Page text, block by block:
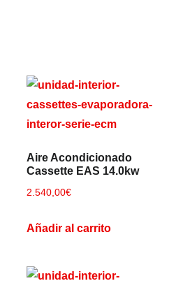
Aire Acondicionado
Cassette EAS 14.0kw
2.540,00€
Añadir al carrito